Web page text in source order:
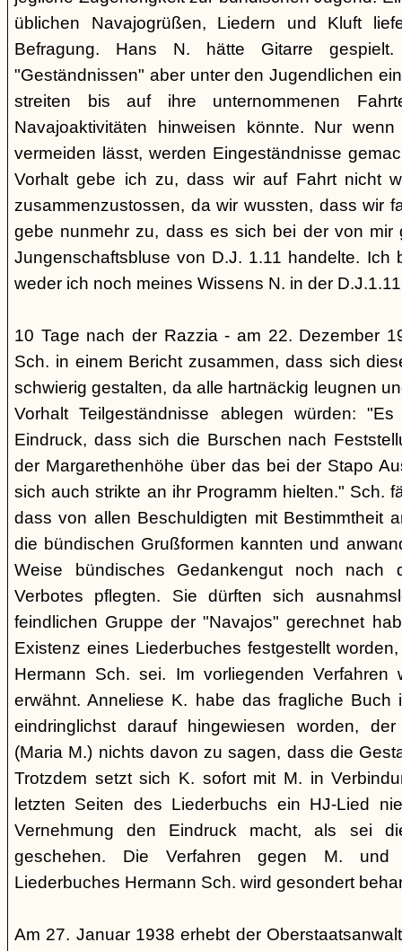
üblichen Navajogrüßen, Liedern und Kluft
Befragung. Hans N. hätte Gitarre
"Geständnissen" aber unter den Jugendlichen
streiten bis auf ihre unternommenen
Navajoaktivitäten hinweisen könnte. Nur
vermeiden lässt, werden Eingeständnisse
Vorhalt gebe ich zu, dass wir auf Fahrt nicht
zusammenzustossen, da wir wussten, dass wir
gebe nunmehr zu, dass es sich bei der von mir
Jungenschaftsbluse von D.J. 1.11 handelte. Ich
weder ich noch meines Wissens N. in der
10 Tage nach der Razzia - am 22. Dezember
Sch. in einem Bericht zusammen, dass sich
schwierig gestalten, da alle hartnäckig leugnen
Vorhalt Teilgeständnisse ablegen würden:
Eindruck, dass sich die Burschen nach
der Margarethenhöhe über das bei der Stapo
sich auch strikte an ihr Programm hielten." Sch.
dass von allen Beschuldigten mit Bestimmtheit
die bündischen Grußformen kannten und
Weise bündisches Gedankengut noch nach
Verbotes pflegten. Sie dürften sich
feindlichen Gruppe der "Navajos" gerechnet
Existenz eines Liederbuches festgestellt
Hermann Sch. sei. Im vorliegenden Verfahren
erwähnt. Anneliese K. habe das fragliche Buch
eindringlichst darauf hingewiesen worden,
(Maria M.) nichts davon zu sagen, dass die
Trotzdem setzt sich K. sofort mit M. in
letzten Seiten des Liederbuchs ein HJ-Lied
Vernehmung den Eindruck macht, als sei
geschehen. Die Verfahren gegen M. und
Liederbuches Hermann Sch. wird gesondert
Am 27. Januar 1938 erhebt der